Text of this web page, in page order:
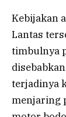
Kebijakan
Lantas
timbulnya
terjadinya
menjaring